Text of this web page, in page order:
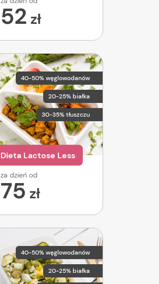
52 zł
40-50% węglowodanów
20-25% białka
30-35% tłuszczu
Dieta Lactose Less
za dzień od
75 zł
40-50% węglowodanów
20-25% białka